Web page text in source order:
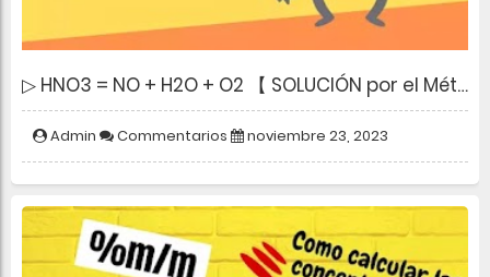
▷ HNO3 = NO + H2O + O2 【 SOLUCIÓN por el Método REDOX 】
Admin Commentarios noviembre 23, 2023